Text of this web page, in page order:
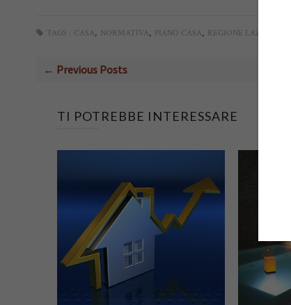
TAGS : CASA, NORMATIVA, PIANO CASA, REGIONE LAZIO
← Previous Posts
TI POTREBBE INTERESSARE